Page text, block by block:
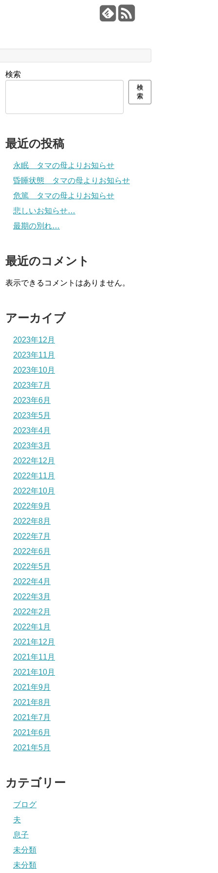
検索
検
索
最近の投稿
永眠 タマの母よりお知らせ
昏睡状態 タマの母よりお知らせ
危篤 タマの母よりお知らせ
悲しいお知らせ…
最期の別れ…
最近のコメント
表示できるコメントはありません。
アーカイブ
2023年12月
2023年11月
2023年10月
2023年7月
2023年6月
2023年5月
2023年4月
2023年3月
2022年12月
2022年11月
2022年10月
2022年9月
2022年8月
2022年7月
2022年6月
2022年5月
2022年4月
2022年3月
2022年2月
2022年1月
2021年12月
2021年11月
2021年10月
2021年9月
2021年8月
2021年7月
2021年6月
2021年5月
カテゴリー
ブログ
夫
息子
未分類
未分類